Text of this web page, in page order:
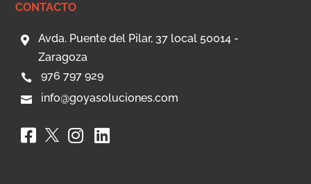
CONTACTO

Avda. Puente del Pilar, 37 local 50014 -
Zaragoza
 976 797 929
 info@goyasoluciones.com
  